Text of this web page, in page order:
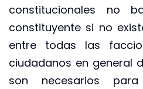
constitucionales no
constituyente si no
entre todas las
ciudadanos en general
son necesarios